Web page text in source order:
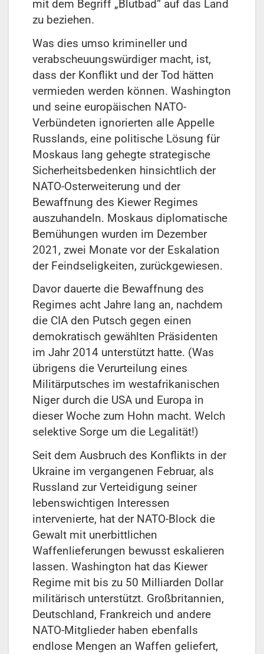
mit dem Begriff „Blutbad“ auf das Land
zu beziehen.
Was dies umso krimineller und
verabscheuungswürdiger macht, ist,
dass der Konflikt und der Tod hätten
vermieden werden können. Washington
und seine europäischen NATO-
Verbündeten ignorierten alle Appelle
Russlands, eine politische Lösung für
Moskaus lang gehegte strategische
Sicherheitsbedenken hinsichtlich der
NATO-Osterweiterung und der
Bewaffnung des Kiewer Regimes
auszuhandeln. Moskaus diplomatische
Bemühungen wurden im Dezember
2021, zwei Monate vor der Eskalation
der Feindseligkeiten, zurückgewiesen.
Davor dauerte die Bewaffnung des
Regimes acht Jahre lang an, nachdem
die CIA den Putsch gegen einen
demokratisch gewählten Präsidenten
im Jahr 2014 unterstützt hatte. (Was
übrigens die Verurteilung eines
Militärputsches im westafrikanischen
Niger durch die USA und Europa in
dieser Woche zum Hohn macht. Welch
selektive Sorge um die Legalität!)
Seit dem Ausbruch des Konflikts in der
Ukraine im vergangenen Februar, als
Russland zur Verteidigung seiner
lebenswichtigen Interessen
intervenierte, hat der NATO-Block die
Gewalt mit unerbittlichen
Waffenlieferungen bewusst eskalieren
lassen. Washington hat das Kiewer
Regime mit bis zu 50 Milliarden Dollar
militärisch unterstützt. Großbritannien,
Deutschland, Frankreich und andere
NATO-Mitglieder haben ebenfalls
endlose Mengen an Waffen geliefert,